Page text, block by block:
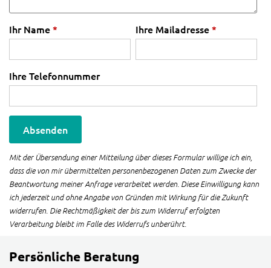
Ihr Name* Ihre Mailadresse*
Ihre Telefonnummer
Absenden
Mit der Übersendung einer Mitteilung über dieses Formular willige ich ein,
dass die von mir übermittelten personenbezogenen Daten zum Zwecke der
Beantwortung meiner Anfrage verarbeitet werden. Diese Einwilligung kann
ich jederzeit und ohne Angabe von Gründen mit Wirkung für die Zukunft
widerrufen. Die Rechtmäßigkeit der bis zum Widerruf erfolgten
Verarbeitung bleibt im Falle des Widerrufs unberührt.
Persönliche Beratung